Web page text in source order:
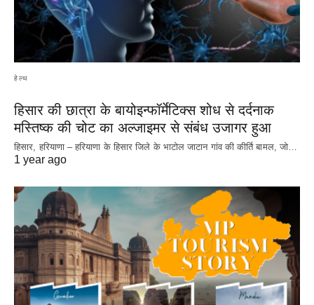
हेल्थ
हिसार की छात्रा के बायोइन्फॉर्मेटिक्स शोध से दर्दनाक
मस्तिष्क की चोट का अल्जाइमर से संबंध उजागर हुआ
हिसार, हरियाणा – हरियाणा के हिसार जिले के भाटोल जाटान गांव की कीर्ति बामल, जो…
1 year ago